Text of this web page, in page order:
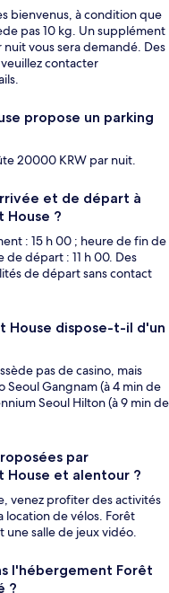
bienvenus, à condition que
pas 10 kg. Un supplément
vous sera demandé. Des
contacter
propose un parking
20000 KRW par nuit.
et de départ à
House ?
: 15 h 00 ; heure de fin de
départ : 11 h 00. Des
de départ sans contact
House dispose-t-il d'un
pas de casino, mais
Seoul Gangnam (à 4 min de
Seoul Hilton (à 9 min de
par
House et alentour ?
venez profiter des activités
location de vélos. Forêt
salle de jeux vidéo.
l'hébergement Forêt
?